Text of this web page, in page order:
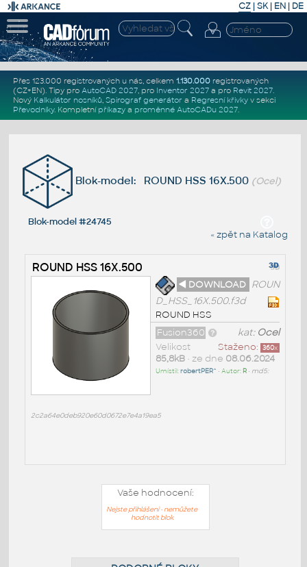
CZ | SK| EN | DE
Přes 123.000 registrovaných u nás, celkem 1.130.000registrovaných
(CZ+EN). Tipy pro AutoCAD 2027, pro Inventor 2027a pro Revit 2027.
Nový Kalkulátor nosníků, Spirograf generátor a Regresní křivkyv sekci
Převodníky. Kompletní příkazya proměnné AutoCADu 2027.
Blok-model: ROUND HSS 16X.500 (Ocel)
Blok-model #24745
« zpět na Katalog
ROUND HSS 16X.500
◄ DOWNLOAD ROUN
D_HSS_16X.500.f3d
ROUND HSS
kat: Ocel
Fusion360
Staženo: 360x
Velikost
85,8kB• ze dne 08.06.2024
Umístil:robertPER^ • Autor: R• md5:
2c2a64e0deb920e60d0672e7e4a19ea5
Vaše hodnocení:
Nejste přihlášeni - nemůžete
hodnotit blok